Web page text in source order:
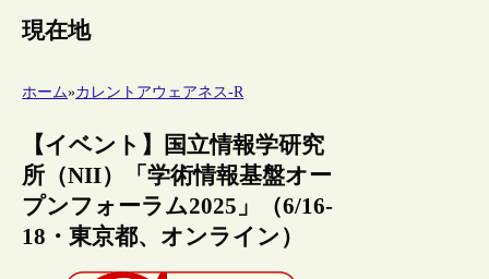
現在地
ホーム»カレントアウェアネス-R
【イベント】国立情報学研究
所（NII）「学術情報基盤オー
プンフォーラム2025」（6/16-
18・東京都、オンライン）